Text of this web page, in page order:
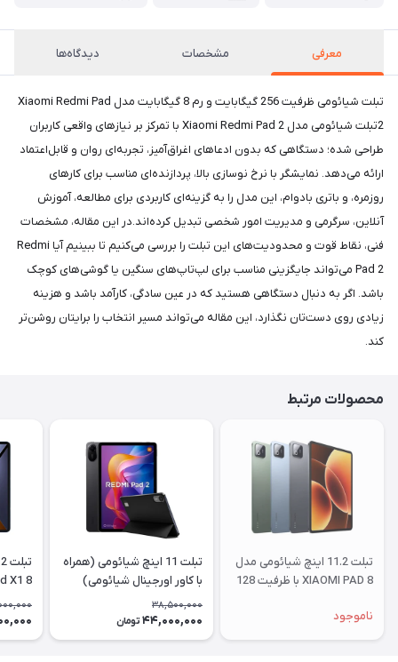
معرفی مشخصات دیدگاه‌ها
​​​​تبلت شیائومی ظرفیت 256 گیگابایت و رم 8 گیگابایت مدل Xiaomi Redmi Pad
2تبلت شیائومی مدل Xiaomi Redmi Pad 2 با تمرکز بر نیازهای واقعی کاربران
طراحی شده؛ دستگاهی که بدون ادعاهای اغراق‌آمیز، تجربه‌ای روان و قابل‌اعتماد
ارائه می‌دهد. نمایشگر با نرخ نوسازی بالا، پردازنده‌ای مناسب برای کارهای
روزمره، و باتری بادوام، این مدل را به گزینه‌ای کاربردی برای مطالعه، آموزش
آنلاین، سرگرمی و مدیریت امور شخصی تبدیل کرده‌اند.در این مقاله، مشخصات
فنی، نقاط قوت و محدودیت‌های این تبلت را بررسی می‌کنیم تا ببینیم آیا Redmi
Pad 2 می‌تواند جایگزینی مناسب برای لپ‌تاپ‌های سنگین یا گوشی‌های کوچک
باشد. اگر به دنبال دستگاهی هستید که در عین سادگی، کارآمد باشد و هزینه‌
زیادی روی دست‌تان نگذارد، این مقاله می‌تواند مسیر انتخاب را برایتان روشن‌تر
کند.
محصولات مرتبط
تبلت 11.2 اینچ شیائومی مدل
XIAOMI PAD 8 با ظرفیت 128
ناموجود
تبلت 11 اینچ شیائومی (همراه
با کاور اورجینال شیائومی)
گلوبال
38,500,000
44,000,000 تومان